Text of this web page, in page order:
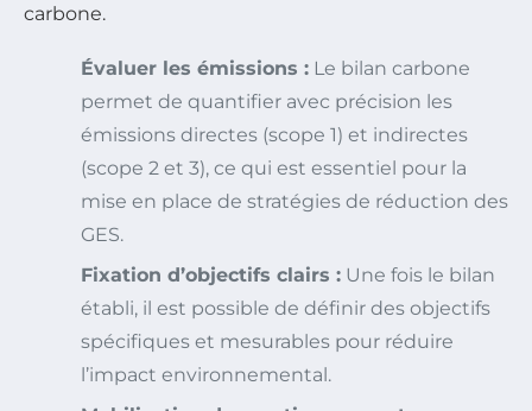
carbone.
Évaluer les émissions : Le bilan carbone
permet de quantifier avec précision les
émissions directes (scope 1) et indirectes
(scope 2 et 3), ce qui est essentiel pour la
mise en place de stratégies de réduction des
GES.
Fixation d’objectifs clairs : Une fois le bilan
établi, il est possible de définir des objectifs
spécifiques et mesurables pour réduire
l’impact environnemental.